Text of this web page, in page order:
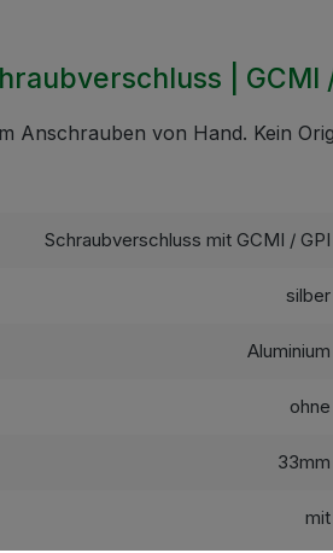
| GCMI
Anschrauben von Hand. Kein
Schraubverschluss mit GCMI / GPI
silber
Aluminium
ohne
33mm
mit